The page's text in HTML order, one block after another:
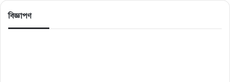
বিজ্ঞাপণ